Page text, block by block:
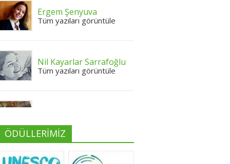
Ergem Şenyuva
Tüm yazıları görüntüle
Nil Kayarlar Sarrafoğlu
Tüm yazıları görüntüle
Neslihan Edeş
ÖDÜLLERİMİZ